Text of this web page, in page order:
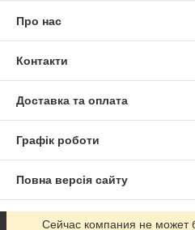
Про нас
Контакти
Доставка та оплата
Графік роботи
Повна версія сайту
Сайт створено на
Сейчас компания не может